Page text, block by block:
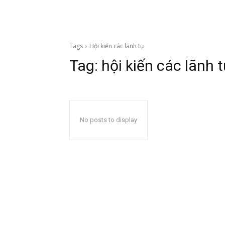
Tags Hội kiến các lãnh tụ
Tag: hội kiến các lãnh
No posts to display